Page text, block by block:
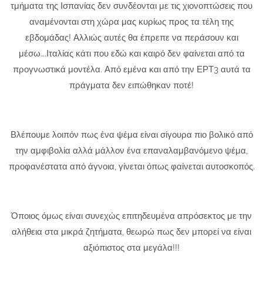
τμήματα της Ισπανίας δεν συνδέονται με τις χιονοπτώσεις που
αναμένονται στη χώρα μας κυρίως προς τα τέλη της
εβδομάδας! Αλλιώς αυτές θα έπρεπε να περάσουν και
μέσω….Ιταλίας κάτι που εδώ και καιρό δεν φαίνεται από τα
προγνωστικά μοντέλα. Από εμένα και από την ΕΡΤ3 αυτά τα
πράγματα δεν ειπώθηκαν ποτέ!
Βλέπουμε λοιπόν πως ένα ψέμα είναι σίγουρα πιο βολικό από
την αμφιβολία αλλά μάλλον ένα επαναλαμβανόμενο ψέμα,
προφανέστατα από άγνοια, γίνεται όπως φαίνεται αυτοσκοπός.
Όποιος όμως είναι συνεχώς επιτηδευμένα απρόσεκτος με την
αλήθεια στα μικρά ζητήματα, θεωρώ πως δεν μπορεί να είναι
αξιόπιστος στα μεγάλα!!!